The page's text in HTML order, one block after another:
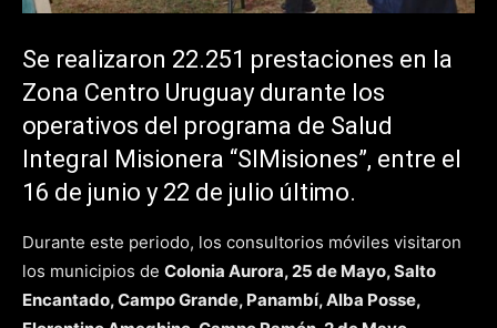
Se realizaron 22.251 prestaciones en la
Zona Centro Uruguay durante los
operativos del programa de Salud
Integral Misionera “SIMisiones”, entre el
16 de junio y 22 de julio último.
Durante este periodo, los consultorios móviles visitaron
los municipios de Colonia Aurora, 25 de Mayo, Salto
Encantado, Campo Grande, Panambí, Alba Posse,